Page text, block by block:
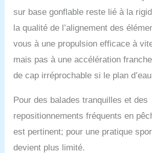
sur base gonflable reste lié à la
la qualité de l’alignement des
vous à une propulsion efficace à
mais pas à une accélération
de cap irréprochable si le plan
Pour des balades tranquilles et des
repositionnements fréquents en
est pertinent; pour une pratique
devient plus limité.